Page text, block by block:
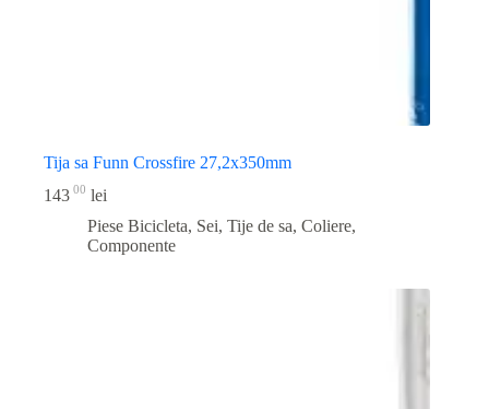
Tija sa Funn Crossfire 27,2x350mm
143 00 lei
Piese Bicicleta, Sei, Tije de sa, Coliere,
Componente